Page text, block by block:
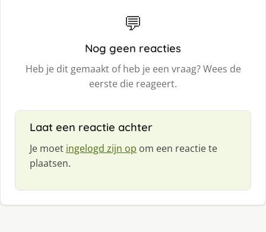
💬
Nog geen reacties
Heb je dit gemaakt of heb je een vraag? Wees de
eerste die reageert.
Laat een reactie achter
Je moet ingelogd zijn op om een reactie te
plaatsen.